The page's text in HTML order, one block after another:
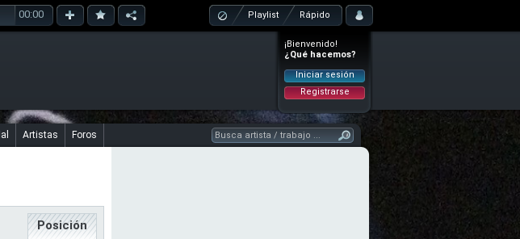
00:00 Playlist Rápido
¡Bienvenido!
¿Qué hacemos?
Iniciar sesión
Registrarse
Artistas Foros
Posición